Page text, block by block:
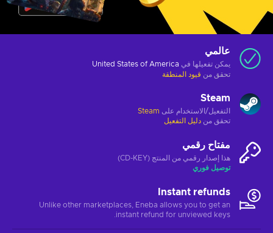
عالمي
يمكن تفعيلها في United States of America
تحقق من قيود المنطقة
Steam
التفعيل/الاستخدام على Steam
تحقق من دليل التفعيل
مفتاح رقمي
هذا إصدار رقمي من المنتج (CD-KEY)
توصيل فوري
Instant refunds
Unlike other marketplaces, Eneba allows you to get an
instant refund for unviewed keys.